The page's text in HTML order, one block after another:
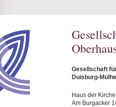
Gesellschaft
Duisburg-
Haus der Kirche
Am Burgacker